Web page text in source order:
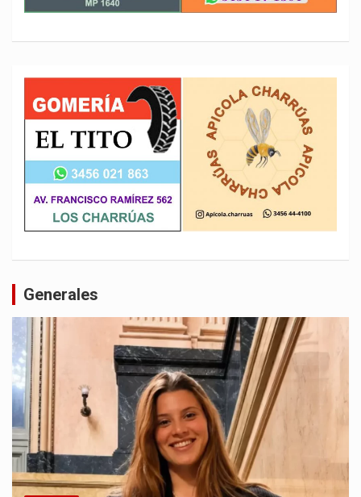
Generales